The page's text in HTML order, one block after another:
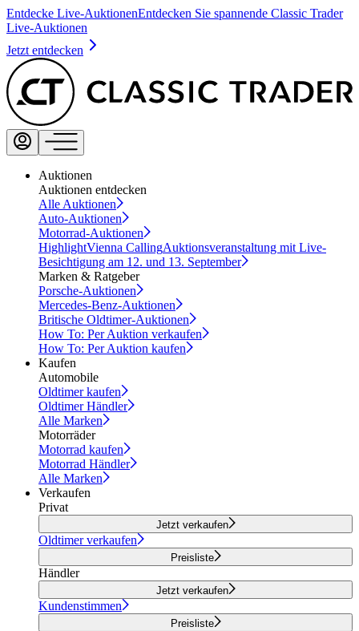
Entdecke Live-AuktionenEntdecken Sie spannende Classic Trader
Live-Auktionen
Jetzt entdecken
Auktionen
Auktionen entdecken
Alle Auktionen
Auto-Auktionen
Motorrad-Auktionen
HighlightVienna CallingAuktionsveranstaltung mit Live-
Besichtigung am 12. und 13. September
Marken & Ratgeber
Porsche-Auktionen
Mercedes-Benz-Auktionen
Britische Oldtimer-Auktionen
How To: Per Auktion verkaufen
How To: Per Auktion kaufen
Kaufen
Automobile
Oldtimer kaufen
Oldtimer Händler
Alle Marken
Motorräder
Motorrad kaufen
Motorrad Händler
Alle Marken
Verkaufen
Privat
Jetzt verkaufen
Oldtimer verkaufen
Preisliste
Händler
Jetzt verkaufen
Kundenstimmen
Preisliste